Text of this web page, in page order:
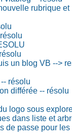
rubrique et
un blog VB -->
résolu
différée -- résolu
logo sous
dans liste et
de passe pour les